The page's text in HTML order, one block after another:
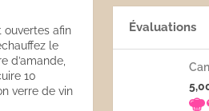
afin
le
d’amande,
10
verre de vin
Évaluations